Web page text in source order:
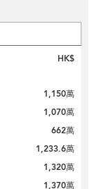
HK$
1,150萬
1,070萬
662萬
1,233.6萬
1,320萬
1,370萬